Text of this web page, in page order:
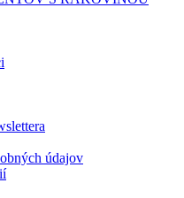
údajov